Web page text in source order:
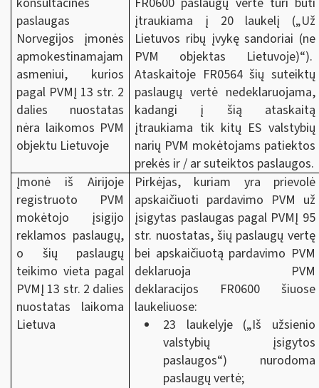
paslaugas
Norvegijos įmonės
apmokestinamajam
asmeniui, kurios
pagal PVMĮ 13 str. 2
dalies nuostatas
nėra laikomos PVM
objektu Lietuvoje
įtraukiama į 20 laukelį („Už
Lietuvos ribų įvykę sandoriai (ne
PVM objektas Lietuvoje)“).
Ataskaitoje FR0564 šių suteiktų
paslaugų vertė nedeklaruojama,
kadangi į šią ataskaitą
įtraukiama tik kitų ES valstybių
narių PVM mokėtojams patiektos
prekės ir / ar suteiktos paslaugos.
Įmonė iš Airijoje
registruoto PVM
mokėtojo įsigijo
reklamos paslaugų,
o šių paslaugų
teikimo vieta pagal
PVMĮ 13 str. 2 dalies
nuostatas laikoma
Lietuva
Pirkėjas, kuriam yra prievolė
apskaičiuoti pardavimo PVM už
įsigytas paslaugas pagal PVMĮ 95
str. nuostatas, šių paslaugų vertę
bei apskaičiuotą pardavimo PVM
deklaruoja PVM
deklaracijos FR0600 šiuose
laukeliuose:
23 laukelyje („Iš užsienio
valstybių įsigytos
paslaugos“) nurodoma
paslaugų vertė;